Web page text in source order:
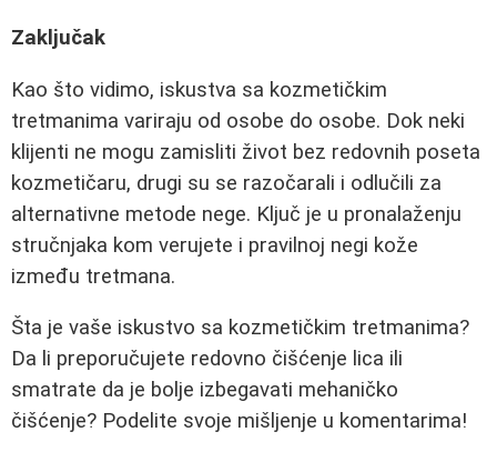
Zaključak
Kao što vidimo, iskustva sa kozmetičkim
tretmanima variraju od osobe do osobe. Dok neki
klijenti ne mogu zamisliti život bez redovnih poseta
kozmetičaru, drugi su se razočarali i odlučili za
alternativne metode nege. Ključ je u pronalaženju
stručnjaka kom verujete i pravilnoj negi kože
između tretmana.
Šta je vaše iskustvo sa kozmetičkim tretmanima?
Da li preporučujete redovno čišćenje lica ili
smatrate da je bolje izbegavati mehaničko
čišćenje? Podelite svoje mišljenje u komentarima!